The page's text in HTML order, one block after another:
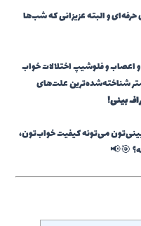
و البته عزیزانی که شب‌ها
و فلوشیپ اختلالات خواب
کمتر شناخته‌شده‌ترین علت‌های
بینی!
می‌تونه کیفیت خواب‌تون،
🎯📢